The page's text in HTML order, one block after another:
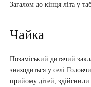
Загалом до кінця літа у
Чайка
Позаміський дитячий
знаходиться у селі
прийому дітей,